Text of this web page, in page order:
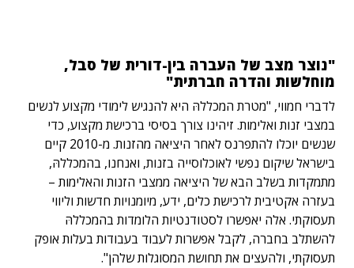
"נוצר מצב של העברה בין-דורית של סבל,
מוחלשות והדרה חברתית"
לדברי חמווי, "מטרת המכללהּ היא להנגיש לימודי מקצוע לנשים
במצבי זנות ואלימות. זיהינו צורך בסיסי ברכישת מקצוע, כדי
שנשים יוכלו להתפרנס לאחר היציאה מהזנות. מ-2010 קיים
בישראל שיקום נפשי לאוכלוסייה בזנות, ואנחנו, בהמכללהּ,
מתמקדות בשלב הבא של היציאה ממצבי הזנות והאלימות –
בעזרה אקטיבית לרכישת כלים, ידע, מיומנויות חדשות וליווי
תעסוקתי. אלה יאפשרו לסטודנטיות הלומדות בהמכללהּ
להשתלב בחברה, לקבל אפשרות לעבוד בעבודות בעלות אופק
תעסוקתי, ולהעצים את תחושת המסוגלות שלהן".